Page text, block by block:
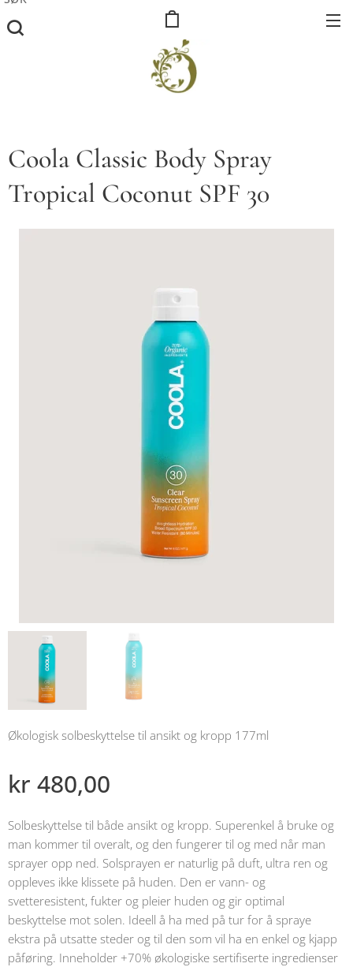
Coola Classic Body Spray
Tropical Coconut SPF 30
Økologisk solbeskyttelse til ansikt og kropp 177ml
kr 480,00
Solbeskyttelse til både ansikt og kropp. Superenkel å bruke og
man kommer til overalt, og den fungerer til og med når man
sprayer opp ned. Solsprayen er naturlig på duft, ultra ren og
oppleves ikke klissete på huden. Den er vann- og
svetteresistent, fukter og pleier huden og gir optimal
beskyttelse mot solen. Ideell å ha med på tur for å spraye
ekstra på utsatte steder og til den som vil ha en enkel og kjapp
påføring. Inneholder +70% økologiske sertifiserte ingredienser